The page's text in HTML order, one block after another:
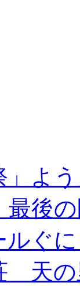
」よ
最後
ぐ
天の